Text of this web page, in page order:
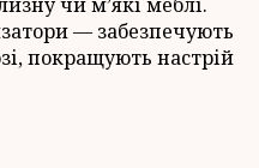
— забезпечують
покращують настрій